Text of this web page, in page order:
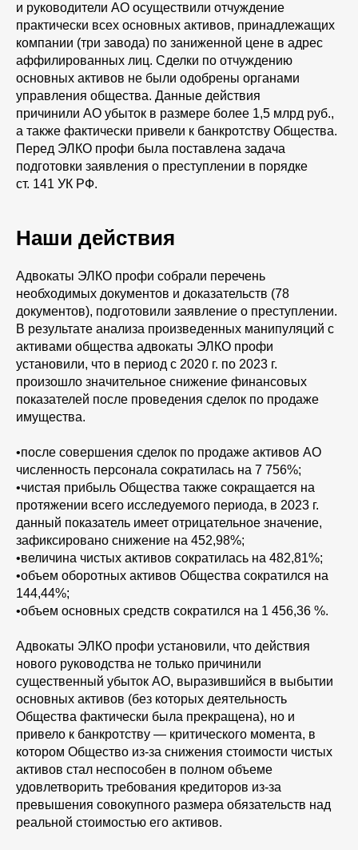
и руководители АО осуществили отчуждение
практически всех основных активов, принадлежащих
компании (три завода) по заниженной цене в адрес
аффилированных лиц. Сделки по отчуждению
основных активов не были одобрены органами
управления общества. Данные действия
причинили АО убыток в размере более 1,5 млрд руб.,
а также фактически привели к банкротству Общества.
Перед ЭЛКО профи была поставлена задача
подготовки заявления о преступлении в порядке
ст. 141 УК РФ.
Наши действия
Адвокаты ЭЛКО профи собрали перечень
необходимых документов и доказательств (78
документов), подготовили заявление о преступлении.
В результате анализа произведенных манипуляций с
активами общества адвокаты ЭЛКО профи
установили, что в период с 2020 г. по 2023 г.
произошло значительное снижение финансовых
показателей после проведения сделок по продаже
имущества.
•после совершения сделок по продаже активов АО
численность персонала сократилась на 7 756%;
•чистая прибыль Общества также сокращается на
протяжении всего исследуемого периода, в 2023 г.
данный показатель имеет отрицательное значение,
зафиксировано снижение на 452,98%;
•величина чистых активов сократилась на 482,81%;
•объем оборотных активов Общества сократился на
144,44%;
•объем основных средств сократился на 1 456,36 %.
Адвокаты ЭЛКО профи установили, что действия
нового руководства не только причинили
существенный убыток АО, выразившийся в выбытии
основных активов (без которых деятельность
Общества фактически была прекращена), но и
привело к банкротству — критического момента, в
котором Общество из-за снижения стоимости чистых
активов стал неспособен в полном объеме
удовлетворить требования кредиторов из-за
превышения совокупного размера обязательств над
реальной стоимостью его активов.